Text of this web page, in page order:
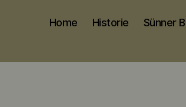
Home Historie Sünner